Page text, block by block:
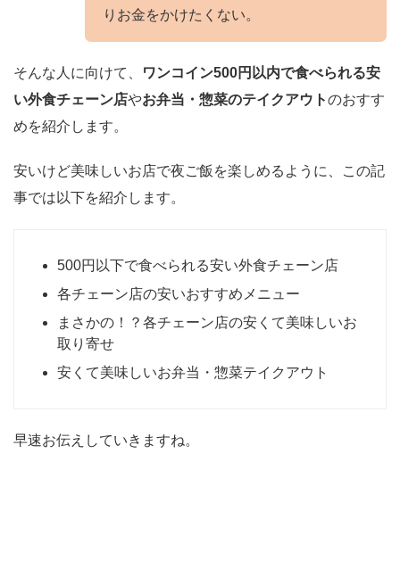
りお金をかけたくない。
そんな人に向けて、
ワンコイン500円以内で食べられる安
い外食チェーン店やお弁当・惣菜のテイクアウトのおすす
めを紹介します。
安いけど美味しいお店で夜ご飯を楽しめるように、この記
事では以下を紹介します。
500円以下で食べられる安い外食チェーン店
各チェーン店の安いおすすめメニュー
まさかの！？各チェーン店の安くて美味しいお
取り寄せ
安くて美味しいお弁当・惣菜テイクアウト
早速お伝えしていきますね。